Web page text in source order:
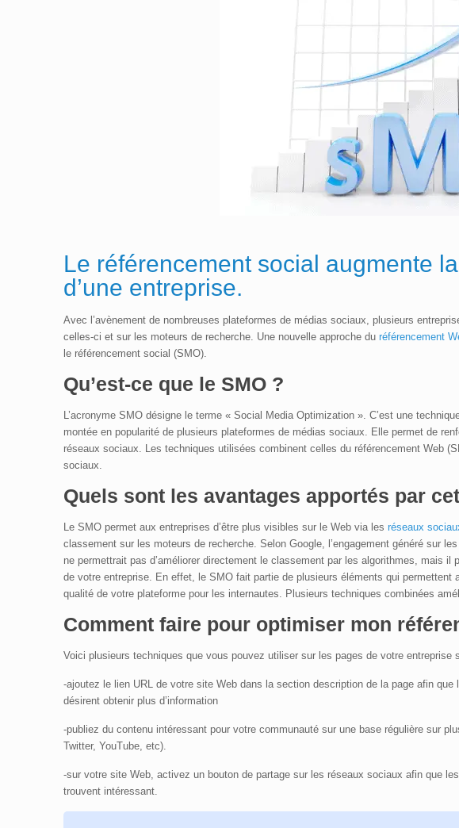
Le référencement social augmente
d’une entreprise.
Avec l’avènement de nombreuses plateformes de médias sociaux, plusieurs
celles-ci et sur les moteurs de recherche. Une nouvelle approche duréférencement
le référencement social (SMO).
Qu’est-ce que le SMO ?
L’acronyme SMO désigne le terme « Social Media Optimization ». C’est une
montée en popularité de plusieurs plateformes de médias sociaux. Elle permet de
réseaux sociaux. Les techniques utilisées combinent celles du référencement Web
sociaux.
Quels sont les avantages apportés par
Le SMO permet aux entreprises d’être plus visibles sur le Web via lesréseaux
classement sur les moteurs de recherche. Selon Google, l’engagement généré sur
ne permettrait pas d’améliorer directement le classement par les algorithmes, mais
de votre entreprise. En effet, le SMO fait partie de plusieurs éléments qui permettent
qualité de votre plateforme pour les internautes. Plusieurs techniques combinées
Comment faire pour optimiser mon
Voici plusieurs techniques que vous pouvez utiliser sur les pages de votre entreprise
-ajoutez le lien URL de votre site Web dans la section description de la page afin
désirent obtenir plus d’information
-publiez du contenu intéressant pour votre communauté sur une base régulière sur
Twitter, YouTube, etc).
-sur votre site Web, activez un bouton de partage sur les réseaux sociaux afin que
trouvent intéressant.